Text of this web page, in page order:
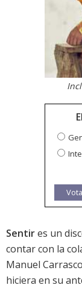
Sentires un
contar con la
Manuel
hiciera en su